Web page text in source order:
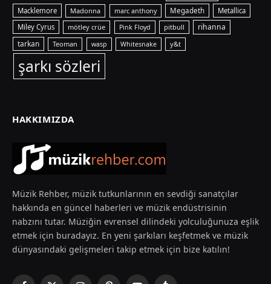
Macklemore Madonna marc anthony Megadeth
Metallica
Miley Cyrus
mötley crüe Pink Floyd pitbull rihanna
tarkan Teoman wasp Whitesnake y&t
şarkı sözleri
HAKKIMIZDA
Müzik Rehber, müzik tutkunlarının en sevdiği sanatçılar
hakkında en güncel haberleri ve müzik endüstrisinin
nabzını tutar. Müziğin evrensel dilindeki yolculuğunuza eşlik
etmek için buradayız. En yeni şarkıları keşfetmek ve müzik
dünyasındaki gelişmeleri takip etmek için bize katılın!